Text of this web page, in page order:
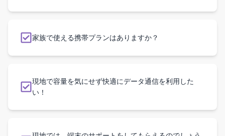
家族で使える携帯プランはありますか？
現地で容量を気にせず快適にデータ通信を利用した
い！